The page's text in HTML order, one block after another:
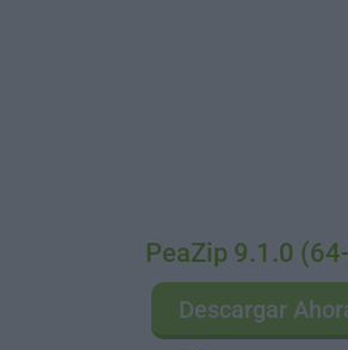
PeaZip 9.1.0
Descargar